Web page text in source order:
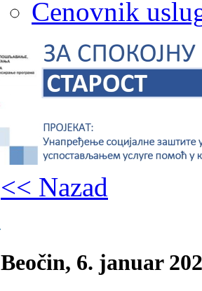
Cenovnik
<< Nazad
Beočin, 6. januar